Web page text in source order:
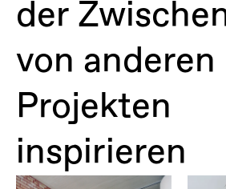
der
von anderen
Projekten
inspirieren